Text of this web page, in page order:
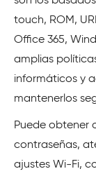
touch, ROM,
Office 365,
amplias
informáticos y
mantenerlos
Puede obtener
contraseñas,
ajustes Wi-Fi,